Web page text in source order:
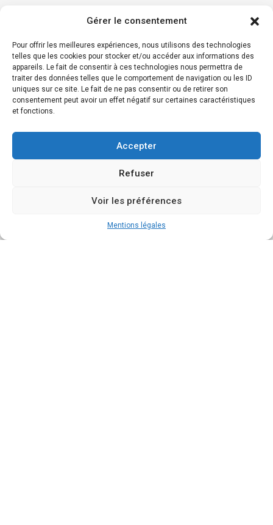
Gérer le consentement
Pour offrir les meilleures expériences, nous utilisons des technologies
telles que les cookies pour stocker et/ou accéder aux informations des
appareils. Le fait de consentir à ces technologies nous permettra de
traiter des données telles que le comportement de navigation ou les ID
uniques sur ce site. Le fait de ne pas consentir ou de retirer son
consentement peut avoir un effet négatif sur certaines caractéristiques
et fonctions.
Accepter
Refuser
Voir les préférences
Mentions légales